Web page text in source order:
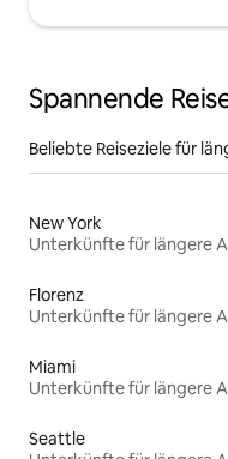
Spannende
Beliebte Reiseziele für
New York
Florenz
Miami
Seattle